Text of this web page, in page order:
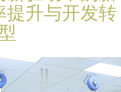
提升与开发转